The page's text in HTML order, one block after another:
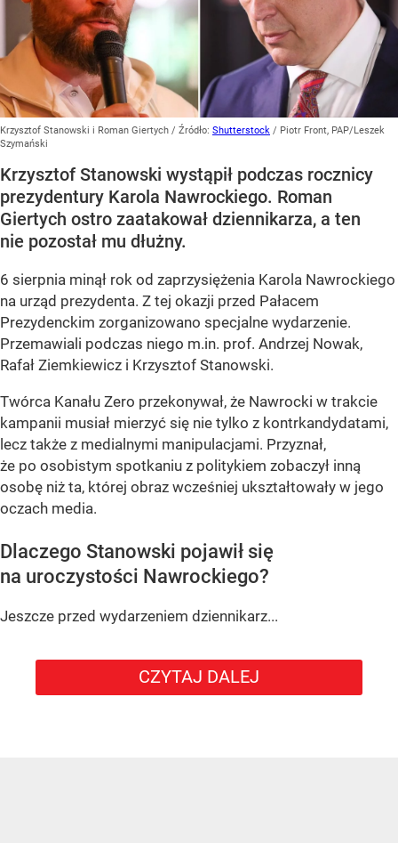
Krzysztof Stanowski i Roman Giertych / Źródło: Shutterstock / Piotr Front, PAP/Leszek
Szymański
Krzysztof Stanowski wystąpił podczas rocznicy
prezydentury Karola Nawrockiego. Roman
Giertych ostro zaatakował dziennikarza, a ten
nie pozostał mu dłużny.
6 sierpnia minął rok od zaprzysiężenia Karola Nawrockiego
na urząd prezydenta. Z tej okazji przed Pałacem
Prezydenckim zorganizowano specjalne wydarzenie.
Przemawiali podczas niego m.in. prof. Andrzej Nowak,
Rafał Ziemkiewicz i Krzysztof Stanowski.
Twórca Kanału Zero przekonywał, że Nawrocki w trakcie
kampanii musiał mierzyć się nie tylko z kontrkandydatami,
lecz także z medialnymi manipulacjami. Przyznał,
że po osobistym spotkaniu z politykiem zobaczył inną
osobę niż ta, której obraz wcześniej ukształtowały w jego
oczach media.
Dlaczego Stanowski pojawił się
na uroczystości Nawrockiego?
Jeszcze przed wydarzeniem dziennikarz...
CZYTAJ DALEJ